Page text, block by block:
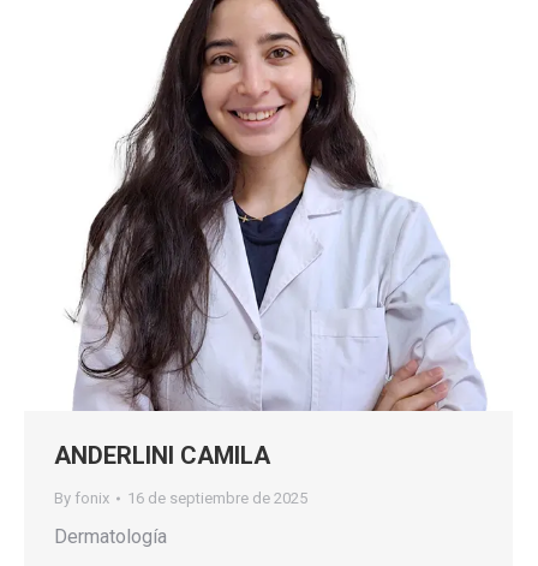
ANDERLINI CAMILA
By fonix 16 de septiembre de 2025
Dermatología